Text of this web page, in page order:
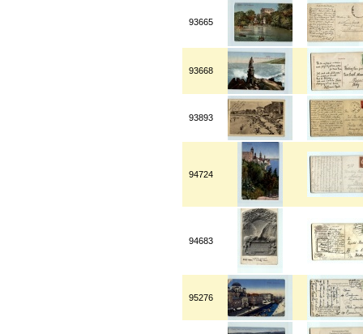
93665
93668
93893
94724
94683
95276